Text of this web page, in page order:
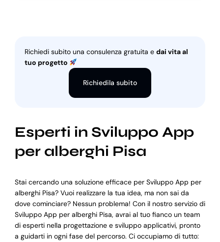
Richiedi subito una consulenza gratuita e dai vita al
tuo progetto
Richiedila subito
Esperti in Sviluppo App
per alberghi Pisa
Stai cercando una soluzione efficace per Sviluppo App per
alberghi Pisa? Vuoi realizzare la tua idea, ma non sai da
dove cominciare? Nessun problema! Con il nostro servizio di
Sviluppo App per alberghi Pisa, avrai al tuo fianco un team
di esperti nella progettazione e sviluppo applicativi, pronto
a guidarti in ogni fase del percorso. Ci occupiamo di tutto: